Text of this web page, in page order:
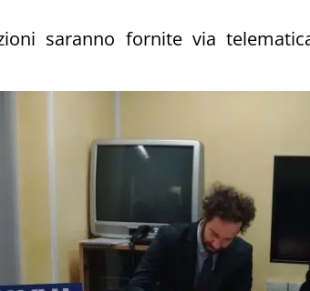
saranno fornite via